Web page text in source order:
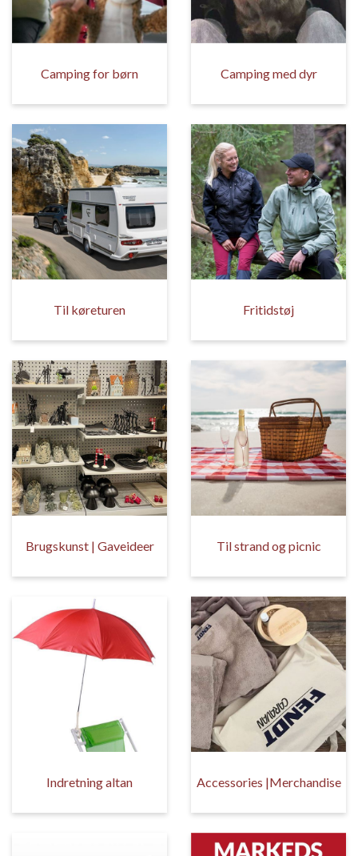
Camping for børn Camping med dyr
Til køreturen Fritidstøj
Brugskunst | Gaveideer Til strand og picnic
Indretning altan Accessories |Merchandise